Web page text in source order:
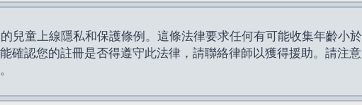
兒童上線隱私和保護條例。這條法律要求任何有可能收集年齡
確認您的註冊是否得遵守此法律，請聯絡律師以獲得援助。請注